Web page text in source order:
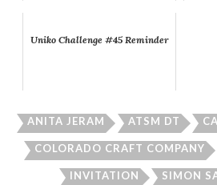
Uniko Challenge #45 Reminder
ANITA JERAM ATSM DT
COLORADO CRAFT COMPANY
INVITATION SIMON